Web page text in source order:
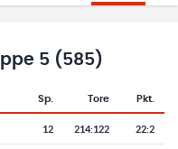
5 (585)
und Punkten
Sp. Tore Pkt.
12 214:122 22:2